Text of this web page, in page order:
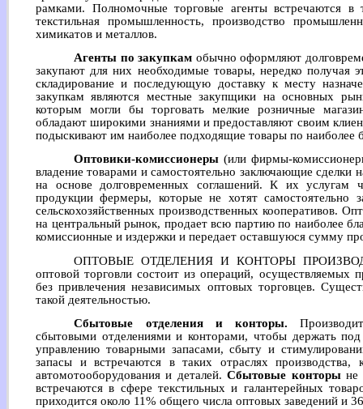
рамками. Полномочные торговые агенты встречаются в
текстильная промышленность, производство
химикатов и металлов.
Агенты по закупкам обычно оформляют
закупают для них необходимые товары, нередко получая
складирование и последующую доставку к месту
закупкам являются местные закупщики на основных
которым могли бы торговать мелкие розничные
обладают широкими знаниями и предоставляют своим
подыскивают им наиболее подходящие товары по наиболее
Оптовики-комиссионеры (или фирмы-
владение товарами и самостоятельно заключающие
на основе долговременных соглашений. К их услугам
продукции фермеры, которые не хотят самостоятельно
сельскохозяйственных производственных кооперативов.
на центральный рынок, продает всю партию по наиболее
комиссионные и издержки и передает оставшуюся сумму
ОПТОВЫЕ ОТДЕЛЕНИЯ И КОНТОРЫ
оптовой торговли состоит из операций, осуществляемых
без привлечения независимых оптовых торговцев.
такой деятельностью.
Сбытовые отделения и конторы.
сбытовыми отделениями и конторами, чтобы держать
управлению товарными запасами, сбыту и
запасы и встречаются в таких отраслях производства,
автомотооборудования и деталей.Сбытовые конторыне
встречаются в сфере текстильных и галантерейных
приходится около 11% общего числа оптовых заведений и